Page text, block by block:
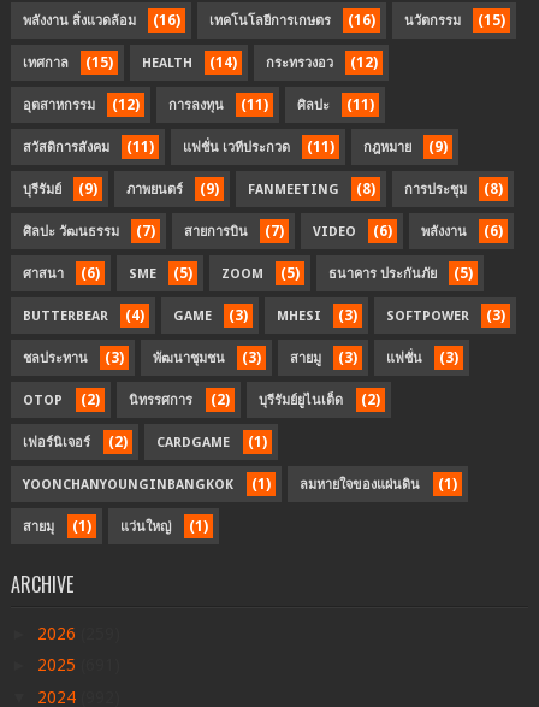
พลังงาน สิ่งแวดล้อม (16) เทคโนโลยีการเกษตร (16) นวัตกรรม (15)
เทศกาล (15) HEALTH (14) กระทรวงอว (12)
อุตสาหกรรม (12) การลงทุน (11) ศิลปะ (11)
สวัสดิการสังคม (11) แฟชั่น เวทีประกวด (11) กฎหมาย (9)
บุรีรัมย์ (9) ภาพยนตร์ (9) FANMEETING (8) การประชุม (8)
ศิลปะ วัฒนธรรม (7) สายการบิน (7) VIDEO (6) พลังงาน (6)
ศาสนา (6) SME (5) ZOOM (5) ธนาคาร ประกันภัย (5)
BUTTERBEAR (4) GAME (3) MHESI (3) SOFTPOWER (3)
ชลประทาน (3) พัฒนาชุมชน (3) สายมู (3) แฟชั่น (3)
OTOP (2) นิทรรศการ (2) บุรีรัมย์ยูไนเต็ด (2)
เฟอร์นิเจอร์ (2) CARDGAME (1)
YOONCHANYOUNGINBANGKOK (1) ลมหายใจของแผ่นดิน (1)
สายมุ (1) แว่นใหญ่ (1)
ARCHIVE
2026
2025
2024